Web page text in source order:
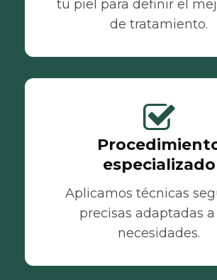
tu piel para definir el
de tratamiento.
especializado
Aplicamos técnicas
precisas adaptadas
necesidades.